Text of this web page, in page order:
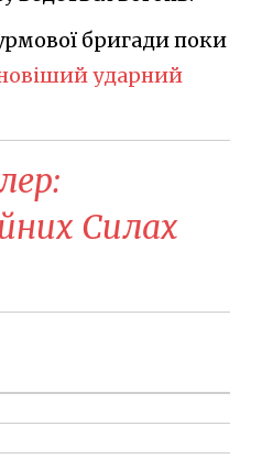
бригади поки
ударний
Силах